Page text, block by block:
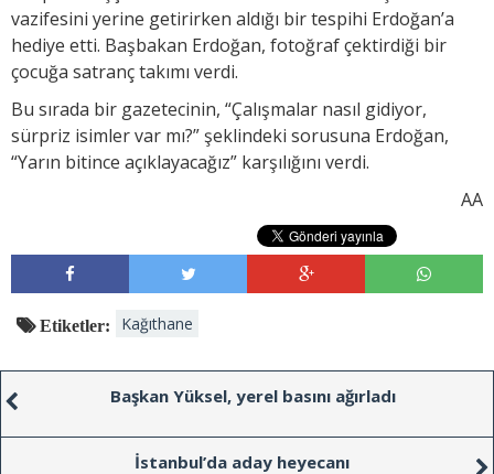
vazifesini yerine getirirken aldığı bir tespihi Erdoğan’a
hediye etti. Başbakan Erdoğan, fotoğraf çektirdiği bir
çocuğa satranç takımı verdi.
Bu sırada bir gazetecinin, “Çalışmalar nasıl gidiyor,
sürpriz isimler var mı?” şeklindeki sorusuna Erdoğan,
“Yarın bitince açıklayacağız” karşılığını verdi.
AA
Etiketler: Kağıthane
Başkan Yüksel, yerel basını ağırladı
İstanbul’da aday heyecanı